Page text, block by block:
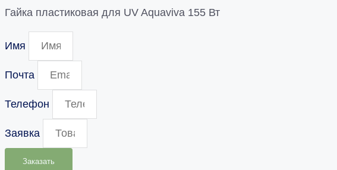
Гайка пластиковая для UV Aquaviva 155 Вт
Имя
Почта
Телефон
Заявка
Заказать